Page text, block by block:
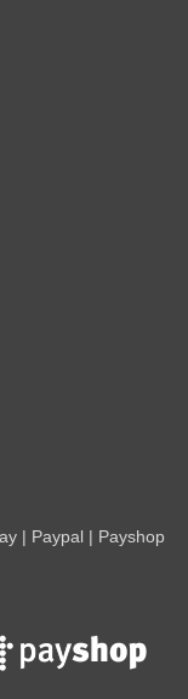
| Paypal | Payshop